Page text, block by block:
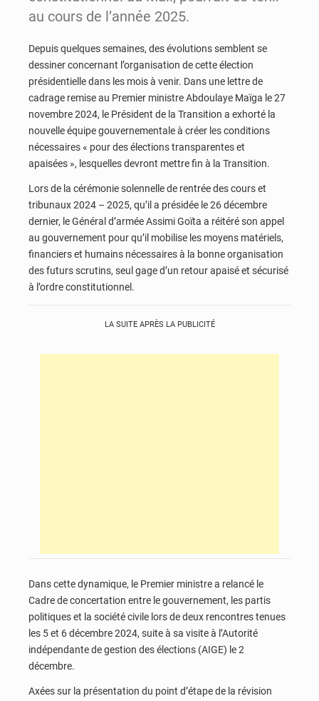
au cours de l’année 2025.
Depuis quelques semaines, des évolutions semblent se
dessiner concernant l’organisation de cette élection
présidentielle dans les mois à venir. Dans une lettre de
cadrage remise au Premier ministre Abdoulaye Maïga le 27
novembre 2024, le Président de la Transition a exhorté la
nouvelle équipe gouvernementale à créer les conditions
nécessaires « pour des élections transparentes et
apaisées », lesquelles devront mettre fin à la Transition.
Lors de la cérémonie solennelle de rentrée des cours et
tribunaux 2024 – 2025, qu’il a présidée le 26 décembre
dernier, le Général d’armée Assimi Goïta a réitéré son appel
au gouvernement pour qu’il mobilise les moyens matériels,
financiers et humains nécessaires à la bonne organisation
des futurs scrutins, seul gage d’un retour apaisé et sécurisé
à l’ordre constitutionnel.
LA SUITE APRÈS LA PUBLICITÉ
Dans cette dynamique, le Premier ministre a relancé le
Cadre de concertation entre le gouvernement, les partis
politiques et la société civile lors de deux rencontres tenues
les 5 et 6 décembre 2024, suite à sa visite à l’Autorité
indépendante de gestion des élections (AIGE) le 2
décembre.
Axées sur la présentation du point d’étape de la révision